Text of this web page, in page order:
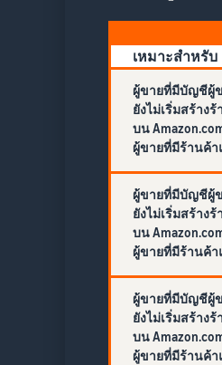
เหมาะสำหรับ
ผู้ขายที่มีบัญชีผู้
ยังไม่เริ่มสร้างร้
บน
ผู้ขายที่มีร้านค้า
ผู้ขายที่มีบัญชีผู้
ยังไม่เริ่มสร้างร้
บน
ผู้ขายที่มีร้านค้า
ผู้ขายที่มีบัญชีผู้
ยังไม่เริ่มสร้างร้
บน
ผู้ขายที่มีร้านค้า